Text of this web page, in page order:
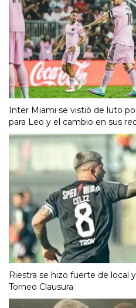
Inter Miami se vistió de luto
para Leo y el cambio en sus
Riestra se hizo fuerte de local
Torneo Clausura